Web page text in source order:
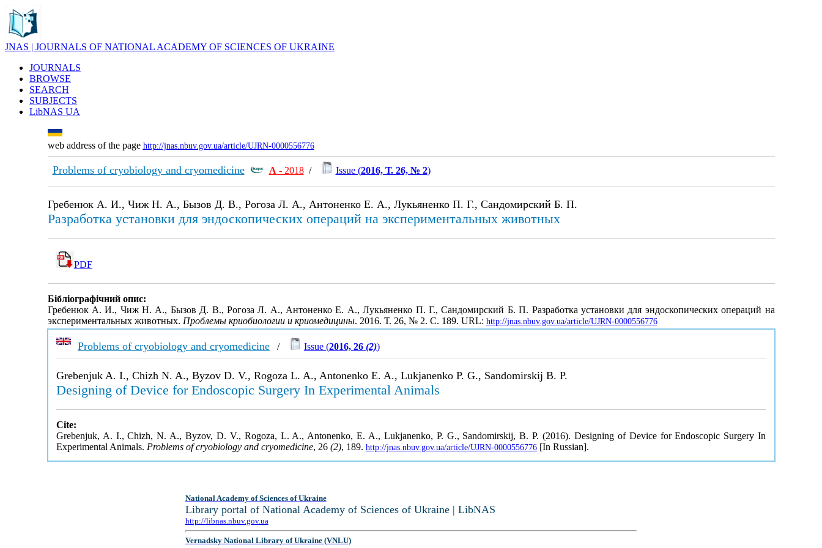
JNAS | JOURNALS OF NATIONAL ACADEMY OF SCIENCES OF UKRAINE
JOURNALS
BROWSE
SEARCH
SUBJECTS
LibNAS UA
web address of the page http://jnas.nbuv.gov.ua/article/UJRN-0000556776
Problems of cryobiology and cryomedicine А - 2018/ Issue (2016, Т. 26, № 2)
Гребенюк А. И., Чиж Н. А., Бызов Д. В., Рогоза Л. А., Антоненко Е. А., Лукьяненко П. Г., Сандомирский Б. П.
Разработка установки для эндоскопических операций на экспериментальных животных
PDF
Бібліографічний опис:
Гребенюк А. И., Чиж Н. А., Бызов Д. В., Рогоза Л. А., Антоненко Е. А., Лукьяненко П. Г., Сандомирский Б. П. Разработка установки для эндоскопических операций на
экспериментальных животных. Проблемы криобиологии и криомедицины. 2016. Т. 26, № 2. С. 189. URL: http://jnas.nbuv.gov.ua/article/UJRN-0000556776
Problems of cryobiology and cryomedicine/ Issue (2016, 26 (2))
Grebenjuk A. I., Chizh N. A., Byzov D. V., Rogoza L. A., Antonenko E. A., Lukjanenko P. G., Sandomirskij B. P.
Designing of Device for Endoscopic Surgery In Experimental Animals
Cite:
Grebenjuk, A. I., Chizh, N. A., Byzov, D. V., Rogoza, L. A., Antonenko, E. A., Lukjanenko, P. G., Sandomirskij, B. P. (2016). Designing of Device for Endoscopic Surgery In
Experimental Animals. Problems of cryobiology and cryomedicine, 26 (2), 189. http://jnas.nbuv.gov.ua/article/UJRN-0000556776[In Russian].
National Academy of Sciences of Ukraine
Library portal of National Academy of Sciences of Ukraine | LibNAS
http://libnas.nbuv.gov.ua
Vernadsky National Library of Ukraine (VNLU)